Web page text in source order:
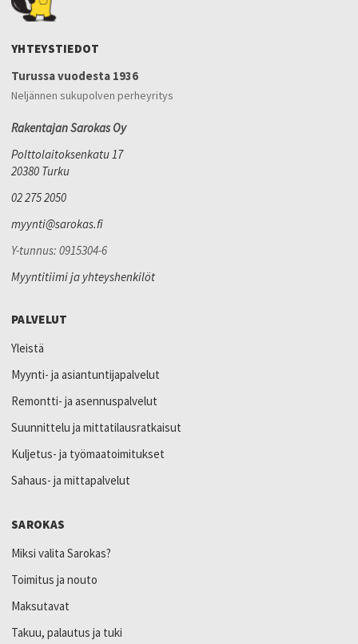
YHTEYSTIEDOT
Turussa vuodesta 1936
Neljännen sukupolven perheyritys
Rakentajan Sarokas Oy
Polttolaitoksenkatu 17
20380 Turku
02 275 2050
myynti@sarokas.fi
Y-tunnus: 0915304-6
Myyntitiimi ja yhteyshenkilöt
PALVELUT
Yleistä
Myynti- ja asiantuntijapalvelut
Remontti- ja asennuspalvelut
Suunnittelu ja mittatilausratkaisut
Kuljetus- ja työmaatoimitukset
Sahaus- ja mittapalvelut
SAROKAS
Miksi valita Sarokas?
Toimitus ja nouto
Maksutavat
Takuu, palautus ja tuki